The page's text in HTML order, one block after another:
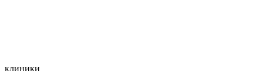
клиники